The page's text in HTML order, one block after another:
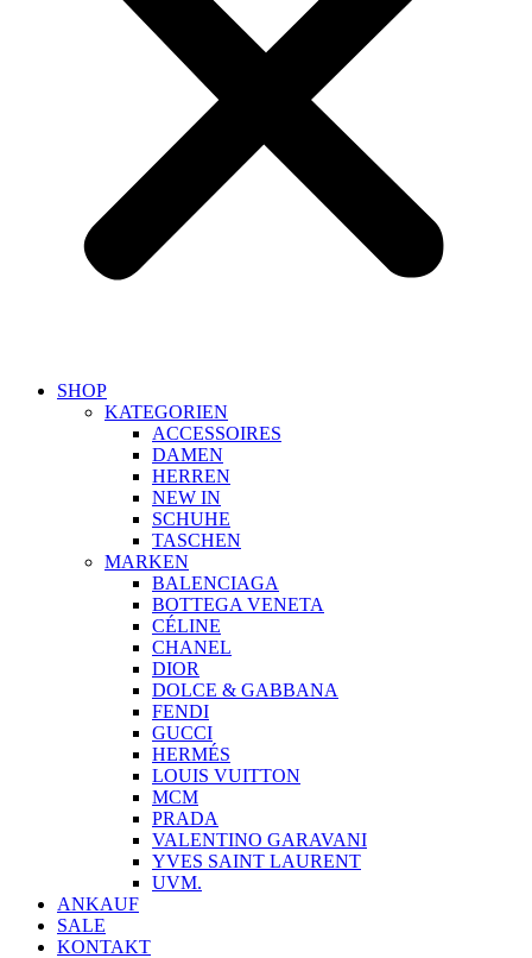
SHOP
KATEGORIEN
ACCESSOIRES
DAMEN
HERREN
NEW IN
SCHUHE
TASCHEN
MARKEN
BALENCIAGA
BOTTEGA VENETA
CÉLINE
CHANEL
DIOR
DOLCE & GABBANA
FENDI
GUCCI
HERMÉS
LOUIS VUITTON
MCM
PRADA
VALENTINO GARAVANI
YVES SAINT LAURENT
UVM.
ANKAUF
SALE
KONTAKT